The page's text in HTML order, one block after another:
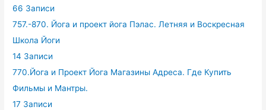
66 Записи
757.-870. Йога и проект йога Пэлас. Летняя и Воскресная
Школа Йоги
14 Записи
770.Йога и Проект Йога Магазины Адреса. Где Купить
Фильмы и Мантры.
17 Записи